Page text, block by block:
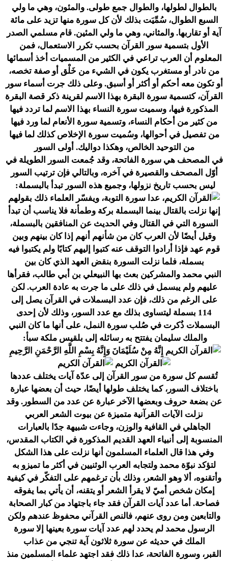
بالطوال لطولها، والطوال جمع طولى. والمئون، وهي ما ولي
السبع الطوال، سُمِّيَت بذلك لأن كل سورة منها تزيد على مائة
آية أو تقاربها. والمثاني، وهي ما ولي المئين. قام مسلمي الصدر
الأول بتسمية سور القرآن بحسب تكرر الاستعمال، فمن
المعلوم أن العرب تراعي في الكثير من المسميات أخذ أسمائها
من نادر أو مستغرب يكون في الشيء من خَلْق أو صفة تخصه،
أو تكون معه أحكم أو أكثر أو أسبق. وعلى ذلك جرت أسماء سور
القرآن، كتسمية سورة البقرة بهذا الاسم لقرينة ذكر قصة البقرة
المذكورة فيها، وسميت سورة النساء بهذا الاسم لما تردد فيها
من كثير من أحكام النساء، وتسمية سورة الأنعام لما ورد فيها
من تفصيل في أحوالها، وسُميتسورة الإخلاص كذلك لما فيها
من التوحيد الخالص، وهكذا دواليك. أولى السور
في المصحف هي سورة الفاتحة، وقد جُمعت السور الطويلة في
أوّل المصحف والقصيرة في آخره، وبالتالي فإن ترتيب السور
ليس بحسب تاريخ نزولها، وجميع هذه السور تبدأ بالبسملة:
، عدا سورة التوبة، ويفسّر العلماء ذلك بقولهم
إنها نزلت بالقتال بينما البسملة بركة وطمأنة فلا يناسب أن تبدأ
السورة التي في القتال وفي الحديث عن المنافقين بالبسملة،
وقيل أيضًا لأن العرب كان من شأنهم أنهم إذا كان بينهم وبين
قوم عهد فإذا أرادوا التوقف عنه كتبوا إليهم كتابًا ولم يكتبوا فيه
بسملة، فلما نزلت السورة بنقض العهد الذي كان بين
النبيمحمد والمشركين بعث بها النبيعلي بن أبي طالب، فقرأها
عليهم ولم يبسمل في ذلك على ما جرت به عادة العرب. لكن
على الرغم من ذلك، فإن عدد البسملات في القرآن يصل إلى
114 بسملة ليتساوى بذلك مع عدد السور، وذلك لأن إحدى
البسملات ذُكرت في صُلبسورة النمل، على أنها ما كان النبي
والملك سليمان يفتتح به رسائله إلى بلقيس ملكة سبأ:
إِنَّهُ مِنْ سُلَيْمَانَ وَإِنَّهُ بِسْمِ اللَّهِ الرَّحْمَنِ الرَّحِيمِ
تُقسم كل سورة من سور القرآن إلى عدّة آيات يختلف عددها
باختلاف السور، كما يختلف طولها أيضًا، حيث أن بعضها عبارة
عن بضعة حروف وبعضها الآخر عبارة عن عدد من السطور. وقد
نزلت الآيات القرآنية متميزة عن بيوت الشعر العربي
الجاهلي في القافية والوزن، وجاءت شبيهة جدًا بالعبارات
المنسوبة إلى أنبياء العهد القديم المذكورة في الكتاب المقدس،
وفي هذا قال العلماء المسلمون أنها نزلت على هذا الشكل
لتؤكد نبوّة محمد ولتجابه العرب الوثنيين في أكثر ما تميزو به
وأتقنوه، ألا وهو الشعر، وذلك بأن ترغمهم على التفكّر في كيفية
إمكان شخص أميّ لا يقرأ الشعر أو يتقنه، أن يأتي بما يفوقه
فصاحة. أما عدد آيات القرآن فقد جاء باجتهاد من كبار الصحابة
والتابعين ومن روى عنهم، فالنص القرآني محفوظ عندهم ولكن
الرسول محمد لم يحدد لهم عدد آيات سورة بعينها إلاسورة
الملك في حديثه عن سورة ثلاثون آية تنجي من عذاب
القبر، وسورة الفاتحة، عدا ذلك فقد اجتهد علماء المسلمين منذ